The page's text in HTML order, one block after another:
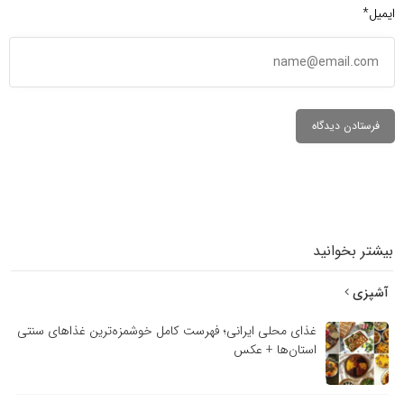
ایمیل*
بیشتر بخوانید
آشپزی
غذای محلی ایرانی؛ فهرست کامل خوشمزه‌ترین غذاهای سنتی
استان‌ها + عکس